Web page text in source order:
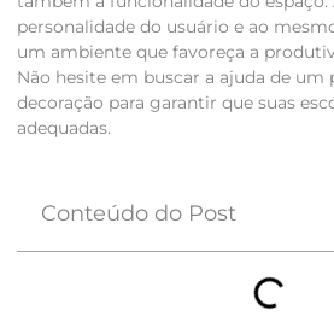
personalidade do usuário e ao
um ambiente que favoreça a
Não hesite em buscar a ajuda de um
decoração para garantir que suas
adequadas.
Conteúdo do Post